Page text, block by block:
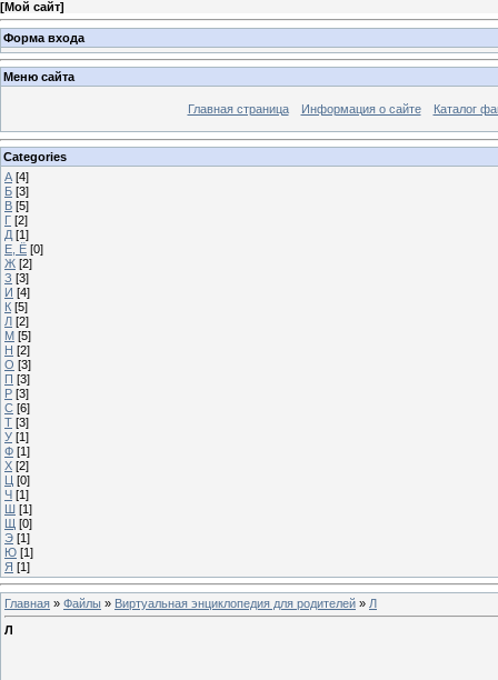
[Мой сайт]
Форма входа
Меню сайта
Главная страница Информация о сайте Каталог
Categories
А [4]
Б [3]
В [5]
Г [2]
Д [1]
Е, Ё [0]
Ж [2]
З [3]
И [4]
К [5]
Л [2]
М [5]
Н [2]
О [3]
П [3]
Р [3]
С [6]
Т [3]
У [1]
Ф [1]
Х [2]
Ц [0]
Ч [1]
Ш [1]
Щ [0]
Э [1]
Ю [1]
Я [1]
Главная » Файлы » Виртуальная энциклопедия для родителей » Л
Л